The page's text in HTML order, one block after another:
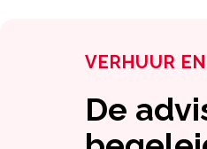
VERHUUR
De